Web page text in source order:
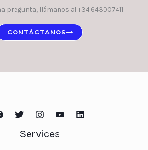
pregunta, llámanos al +34 643007411
CONTÁCTANOS
Services